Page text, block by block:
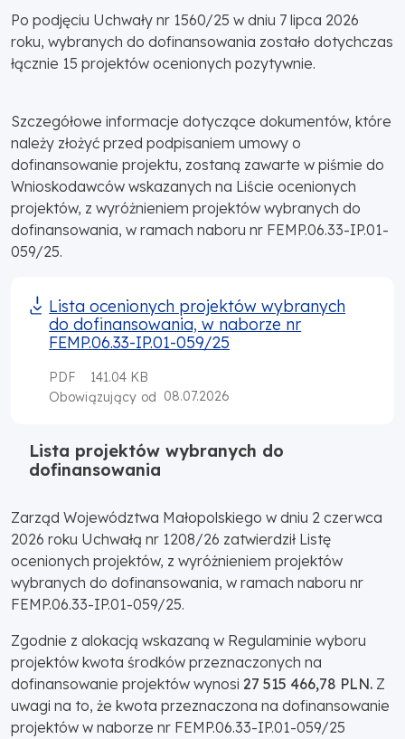
Po podjęciu Uchwały nr 1560/25 w dniu 7 lipca 2026
roku, wybranych do dofinansowania zostało dotychczas
łącznie 15 projektów ocenionych pozytywnie.
Szczegółowe informacje dotyczące dokumentów, które
należy złożyć przed podpisaniem umowy o
dofinansowanie projektu, zostaną zawarte w piśmie do
Wnioskodawców wskazanych na Liście ocenionych
projektów, z wyróżnieniem projektów wybranych do
dofinansowania, w ramach naboru nr FEMP.06.33-IP.01-
059/25.
Lista ocenionych projektów wybranych
do dofinansowania, w naborze nr
FEMP.06.33-IP.01-059/25
PDF
141.04 KB
Obowiązujący od 08.07.2026
Lista projektów wybranych do
dofinansowania
Zarząd Województwa Małopolskiego w dniu 2 czerwca
2026 roku Uchwałą nr 1208/26 zatwierdził Listę
ocenionych projektów, z wyróżnieniem projektów
wybranych do dofinansowania, w ramach naboru nr
FEMP.06.33-IP.01-059/25.
Zgodnie z alokacją wskazaną w Regulaminie wyboru
projektów kwota środków przeznaczonych na
dofinansowanie projektów wynosi 27 515 466,78 PLN. Z
uwagi na to, że kwota przeznaczona na dofinansowanie
projektów w naborze nr FEMP.06.33-IP.01-059/25